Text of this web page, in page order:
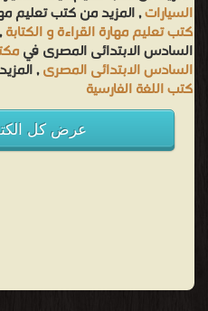
السيارات, المزيد من كتب تعليم
كتب تعليم مهارة القراءة و الكتابة
السادس الابتدائى المصرى في
السادس الابتدائى المصرى,
كتب اللغة الفارسية
عرض كل